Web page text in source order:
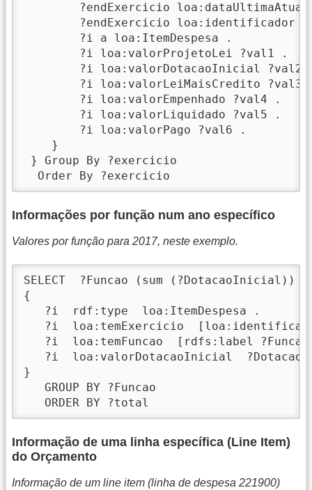
?endExercicio
?endExercicio loa:identificador
        ?i a loa:ItemDespesa .
        ?i loa:valorProjetoLei ?val1 .
?i loa:valorDotacaoInicial ?val2
?i loa:valorLeiMaisCredito ?val3
        ?i loa:valorEmpenhado ?val4 .
        ?i loa:valorLiquidado ?val5 .
        ?i loa:valorPago ?val6 .
    }
} Group By ?exercicio
  Order By ?exercicio
Informações por função num ano específico
Valores por função para 2017, neste exemplo.
SELECT  ?Funcao (sum (?DotacaoInicial))
{
   ?i  rdf:type  loa:ItemDespesa .
?i  loa:temExercicio
?i  loa:temFuncao  [rdfs:label
?i  loa:valorDotacaoInicial
}
   GROUP BY ?Funcao
   ORDER BY ?total
Informação de uma linha específica (Line Item)
do Orçamento
Informação de um line item (linha de despesa 221900)